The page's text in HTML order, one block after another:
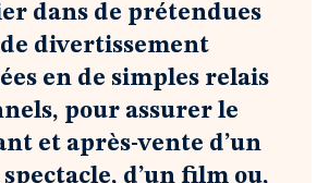
dans de prétendues
divertissement
en de simples relais
pour assurer le
et après-vente d’un
d’un film ou,